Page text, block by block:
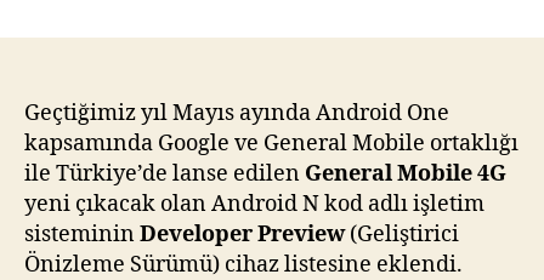
Geçtiğimiz yıl Mayıs ayında Android One
kapsamında Google ve General Mobile ortaklığı
ile Türkiye’de lanse edilen General Mobile 4G
yeni çıkacak olan Android N kod adlı işletim
sistemininDeveloper Preview(Geliştirici
Önizleme Sürümü) cihaz listesine eklendi.